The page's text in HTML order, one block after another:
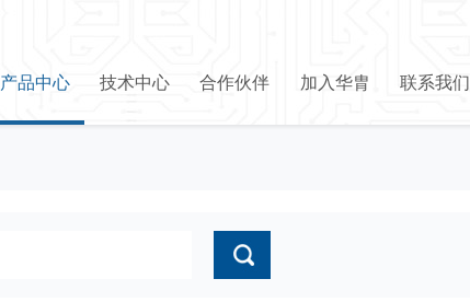
产品中心 技术中心 合作伙伴 加入华胄 联系我们